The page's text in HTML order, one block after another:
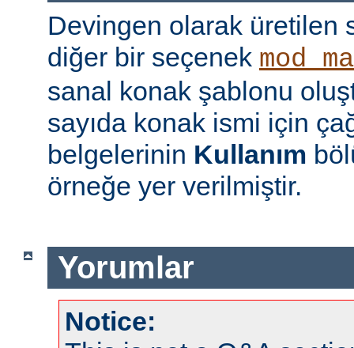
Devingen olarak üretilen
diğer bir seçenek
sanal konak şablonu
sayıda konak ismi için
belgelerinin Kullanım
örneğe yer verilmiştir.
Yorumlar
Notice: